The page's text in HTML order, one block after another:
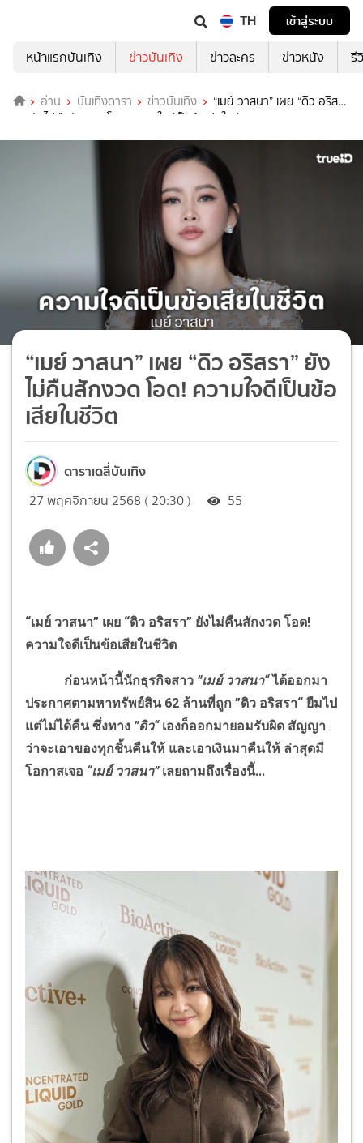
TH
เข้าสู่ระบบ
หน้าแรกบันเทิง
ข่าวบันเทิง ข่าวละคร ข่าวหนัง รี
อ่าน บันเทิงดารา ข่าวบันเทิง
“เมย์ วาสนา” เผย “ดิว อริส
รา” ยังไม่คืนสักงวด โอด! ความใจดีเป็นข้อเสียในชีวิต
“เมย์ วาสนา” เผย “ดิว อริสรา” ยัง
ไม่คืนสักงวด โอด! ความใจดีเป็นข้อ
เสียในชีวิต
ดาราเดลี่บันเทิง
27 พฤศจิกายน 2568 ( 20:30 ) 55
“เมย์ วาสนา” เผย “ดิว อริสรา” ยังไม่คืนสักงวด โอด!
ความใจดีเป็นข้อเสียในชีวิต
ก่อนหน้านี้นักธุรกิจสาว ”เมย์ วาสนา“ได้ออกมา
ประกาศตามหาทรัพย์สิน 62 ล้านที่ถูก ”ดิว อริสรา“ ยืมไป
แต่ไม่ได้คืน ซึ่งทาง ”ดิว“ เองก็ออกมายอมรับผิด สัญญา
ว่าจะเอาของทุกชิ้นคืนให้ และเอาเงินมาคืนให้ ล่าสุดมี
โอกาสเจอ “เมย์ วาสนา”เลยถามถึงเรื่องนี้...